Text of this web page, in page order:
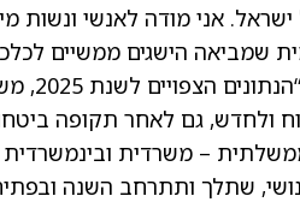
אני מודה לאנשי ונשות
שמביאה הישגים ממשיים
מנכ”ל
ולחדש, גם לאחר תקופה
– משרדית ובינמשרדית
שתלך ותתרחב השנה